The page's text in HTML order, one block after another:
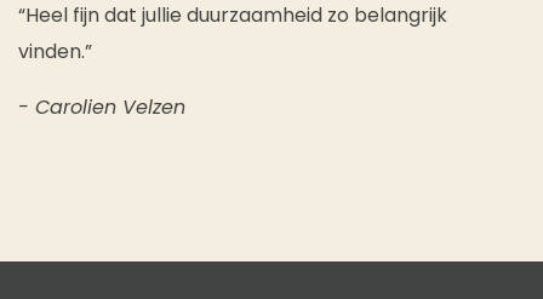
“Heel fijn dat jullie duurzaamheid zo belangrijk
vinden.”
- Carolien Velzen